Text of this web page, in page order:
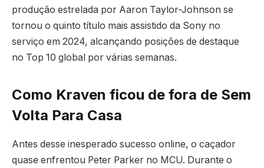
produção estrelada por Aaron Taylor-Johnson se
tornou o quinto título mais assistido da Sony no
serviço em 2024, alcançando posições de destaque
no Top 10 global por várias semanas.
Como Kraven ficou de fora de Sem
Volta Para Casa
Antes desse inesperado sucesso online, o caçador
quase enfrentou Peter Parker no MCU. Durante o